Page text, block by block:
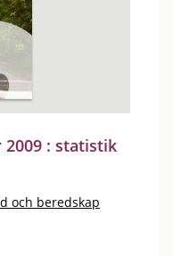
: statistik
och beredskap